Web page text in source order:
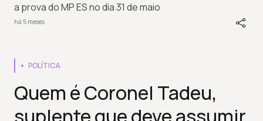
a prova do MP ES no dia 31 de maio
há 5 meses
POLÍTICA
Quem é Coronel Tadeu,